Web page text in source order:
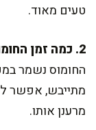
טעים מאוד.
2. כמה זמן החומוס נשמר במקרר?
מתייבש, אפשר
מרענן אותו.